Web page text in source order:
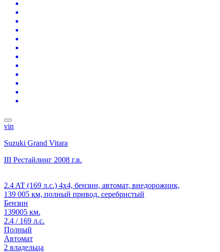
vin
Suzuki Grand Vitara
III Рестайлинг 2008 г.в.
2.4 AT (169 л.с.) 4x4, бензин, автомат, внедорожник,
139 005 км, полный привод, серебристый
Бензин
139005 км.
2.4 / 169 л.с.
Полный
Автомат
2 владельца